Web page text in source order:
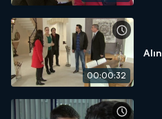
00:00:32